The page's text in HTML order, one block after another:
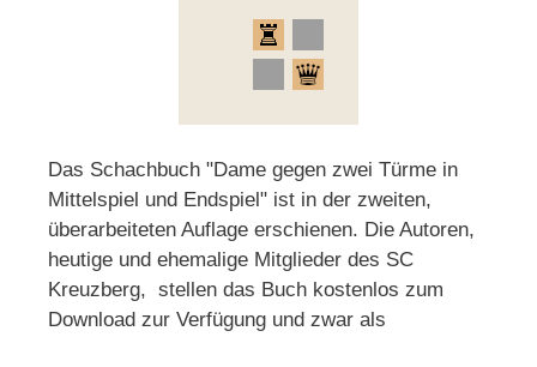
Das Schachbuch "Dame gegen zwei Türme in
Mittelspiel und Endspiel" ist in der zweiten,
überarbeiteten Auflage erschienen. Die Autoren,
heutige und ehemalige Mitglieder des SC
Kreuzberg, stellen das Buch kostenlos zum
Download zur Verfügung und zwar als